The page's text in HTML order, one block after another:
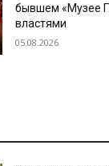
бывшем «Музее
властями
05.08.2026